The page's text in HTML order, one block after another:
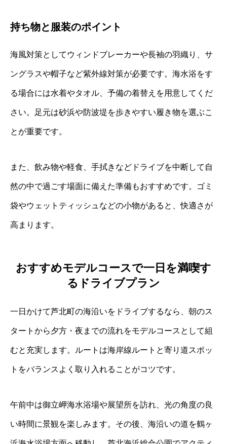
持ち物と服装のポイント
海風対策としてウィンドブレーカーや長袖の羽織り、サ
ングラスや帽子など紫外線対策が必要です。海水浴をす
る場合には水着やタオル、予備の着替えを用意してくだ
さい。足元は砂浜や防波堤を歩きやすい履き物を選ぶこ
とが重要です。
また、飲み物や軽食、手拭きなどドライブを中断して自
然の中で過ごす場面に備えた準備もおすすめです。ゴミ
袋やウェットティッシュなどの小物があると、快適さが
高まります。
おすすめモデルコースで一日を満喫す
るドライブプラン
一日かけて芦北町の海沿いをドライブするなら、朝のス
タートから夕方・夜までの流れをモデルコースとして組
むと充実します。ルートは海岸線ルートと寄り道スポッ
トをバランスよく取り入れることがコツです。
午前中は御立岬海水浴場や展望所を訪れ、光の角度の良
い時間に景観を楽しみます。その後、海沿いの道を鶴ヶ